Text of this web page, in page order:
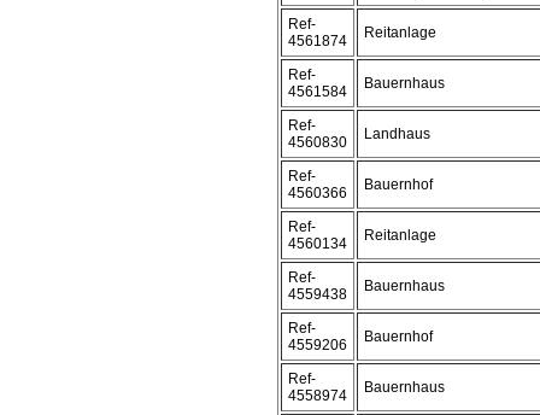
Ref-
4561874
Reitanlage
Ref-
4561584
Bauernhaus
Ref-
4560830
Landhaus
Ref-
4560366
Bauernhof
Ref-
4560134
Reitanlage
Ref-
4559438
Bauernhaus
Ref-
4559206
Bauernhof
Ref-
4558974
Bauernhaus